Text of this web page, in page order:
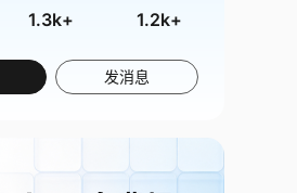
1.3k+ 1.2k+
发消息